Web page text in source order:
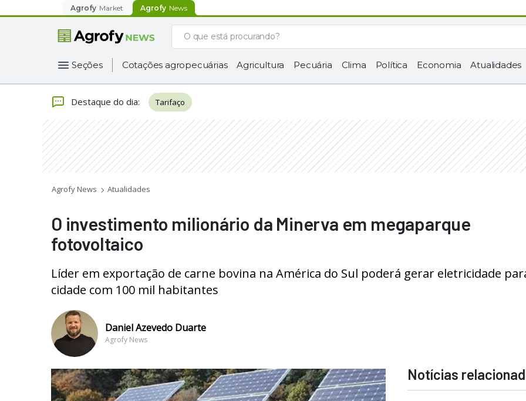
Agrofy Market Agrofy News
Seções Cotações agropecuárias Agricultura Pecuária Clima Política Economia Atualidades
Destaque do dia: Tarifaço
Agrofy News Atualidades
O investimento milionário da Minerva em megaparque
fotovoltaico
Líder em exportação de carne bovina na América do Sul poderá gerar eletricidade
cidade com 100 mil habitantes
Daniel Azevedo Duarte
Agrofy News
Notícias